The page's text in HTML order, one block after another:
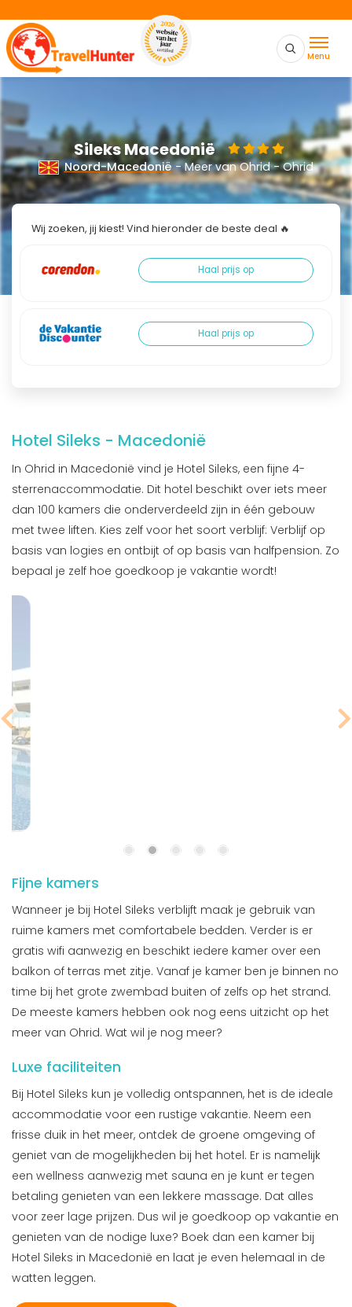
Menu
Sileks Macedonië
Noord-Macedonië- Meer van Ohrid - Ohrid
Wij zoeken, jij kiest! Vind hieronder de beste deal 🔥
Haal prijs op
Haal prijs op
Hotel Sileks - Macedonië
In Ohrid in Macedonië vind je Hotel Sileks, een fijne 4-
sterrenaccommodatie. Dit hotel beschikt over iets meer
dan 100 kamers die onderverdeeld zijn in één gebouw
met twee liften. Kies zelf voor het soort verblijf: Verblijf op
basis van logies en ontbijt of op basis van halfpension. Zo
bepaal je zelf hoe goedkoop je vakantie wordt!
Fijne kamers
Wanneer je bij Hotel Sileks verblijft maak je gebruik van
ruime kamers met comfortabele bedden. Verder is er
gratis wifi aanwezig en beschikt iedere kamer over een
balkon of terras met zitje. Vanaf je kamer ben je binnen no
time bij het grote zwembad buiten of zelfs op het strand.
De meeste kamers hebben ook nog eens uitzicht op het
meer van Ohrid. Wat wil je nog meer?
Luxe faciliteiten
Bij Hotel Sileks kun je volledig ontspannen, het is de ideale
accommodatie voor een rustige vakantie. Neem een
frisse duik in het meer, ontdek de groene omgeving of
geniet van de mogelijkheden bij het hotel. Er is namelijk
een wellness aanwezig met sauna en je kunt er tegen
betaling genieten van een lekkere massage. Dat alles
voor zeer lage prijzen. Dus wil je goedkoop op vakantie en
genieten van de nodige luxe? Boek dan een kamer bij
Hotel Sileks in Macedonië en laat je even helemaal in de
watten leggen.